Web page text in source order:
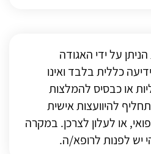
על ידי האגודה
כללית בלבד ואינו
או כבסיס להמלצות
להיוועצות אישית
או לעלון לצרכן. במקרה
יש לפנות לרופא/ה.